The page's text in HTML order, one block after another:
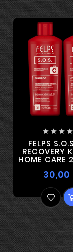
   
FELPS
RECOVERY
HOME CARE